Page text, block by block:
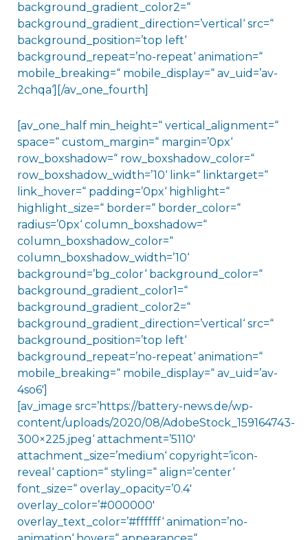
background_gradient_color2=“
background_gradient_direction=’vertical‘ src=“
background_position=’top left‘
background_repeat=’no-repeat‘ animation=“
mobile_breaking=“ mobile_display=“ av_uid=’av-
2chqa‘][/av_one_fourth]
[av_one_half min_height=“ vertical_alignment=“
space=“ custom_margin=“ margin=’0px‘
row_boxshadow=“ row_boxshadow_color=“
row_boxshadow_width=’10‘ link=“ linktarget=“
link_hover=“ padding=’0px‘ highlight=“
highlight_size=“ border=“ border_color=“
radius=’0px‘ column_boxshadow=“
column_boxshadow_color=“
column_boxshadow_width=’10‘
background=’bg_color‘ background_color=“
background_gradient_color1=“
background_gradient_color2=“
background_gradient_direction=’vertical‘ src=“
background_position=’top left‘
background_repeat=’no-repeat‘ animation=“
mobile_breaking=“ mobile_display=“ av_uid=’av-
4so6′]
[av_image src=’https://battery-news.de/wp-
content/uploads/2020/08/AdobeStock_159164743-
300×225.jpeg‘ attachment=’5110′
attachment_size=’medium‘ copyright=’icon-
reveal‘ caption=“ styling=“ align=’center‘
font_size=“ overlay_opacity=’0.4′
overlay_color=’#000000′
overlay_text_color=’#ffffff‘ animation=’no-